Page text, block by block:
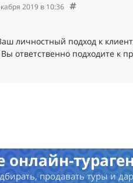
2019 в 10:36
личностный подход к
ответственно подходите к
онлайн-
продавать туры и